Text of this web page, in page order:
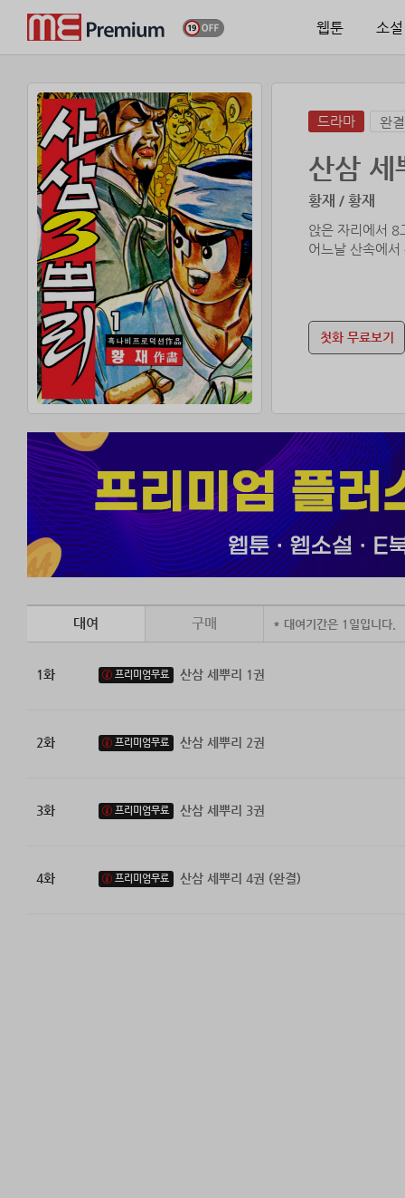
웹툰 소설
드라마 완결
산삼 세
황재 / 황재
앉은 자리에서
어느날 산속에
첫화 무료보기
대여 구매 * 대여기간은 1일입니다.
1화 프리미엄무료 산삼 세뿌리 1권
2화 프리미엄무료 산삼 세뿌리 2권
3화 프리미엄무료 산삼 세뿌리 3권
4화 프리미엄무료 산삼 세뿌리 4권 (완결)